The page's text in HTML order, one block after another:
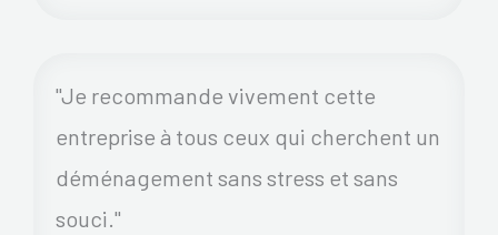
"Je recommande vivement cette
entreprise à tous ceux qui cherchent un
déménagement sans stress et sans
souci."